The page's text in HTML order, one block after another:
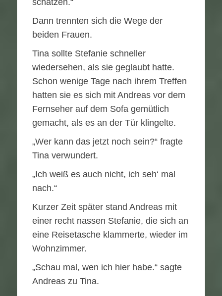
schätzen.“
Dann trennten sich die Wege der
beiden Frauen.
Tina sollte Stefanie schneller
wiedersehen, als sie geglaubt hatte.
Schon wenige Tage nach ihrem Treffen
hatten sie es sich mit Andreas vor dem
Fernseher auf dem Sofa gemütlich
gemacht, als es an der Tür klingelte.
„Wer kann das jetzt noch sein?“ fragte
Tina verwundert.
„Ich weiß es auch nicht, ich seh‘ mal
nach.“
Kurzer Zeit später stand Andreas mit
einer recht nassen Stefanie, die sich an
eine Reisetasche klammerte, wieder im
Wohnzimmer.
„Schau mal, wen ich hier habe.“ sagte
Andreas zu Tina.